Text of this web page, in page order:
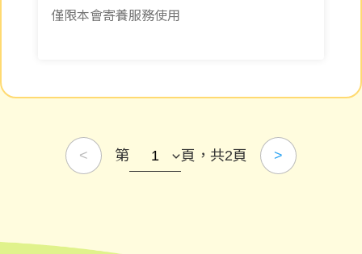
僅限本會寄養服務使用
< 第 頁，共2頁 >